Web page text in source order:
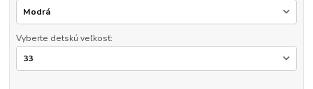
Vyberte detskú veľkosť: